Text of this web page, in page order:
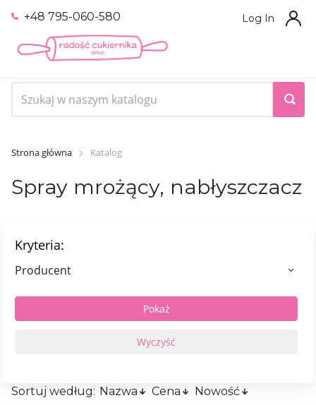
+48 795-060-580 Log In
Strona główna Katalog
Spray mrożący, nabłyszczacz
Kryteria:
Producent
Sortuj według: Nazwa Cena Nowość